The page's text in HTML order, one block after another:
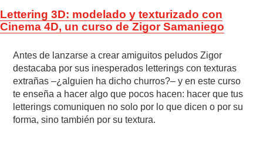
Lettering 3D: modelado y texturizado con
Cinema 4D, un curso de Zigor Samaniego
Antes de lanzarse a crear amiguitos peludos Zigor
destacaba por sus inesperados letterings con texturas
extrañas –¿alguien ha dicho churros?– y en este curso
te enseña a hacer algo que pocos hacen: hacer que tus
letterings comuniquen no solo por lo que dicen o por su
forma, sino también por su textura.